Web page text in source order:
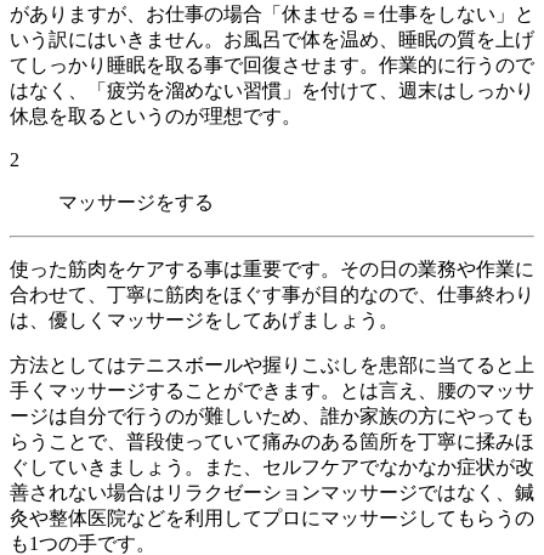
がありますが、お仕事の場合「休ませる＝仕事をしない」と
いう訳にはいきません。お風呂で体を温め、睡眠の質を上げ
てしっかり睡眠を取る事で回復させます。作業的に行うので
はなく、「疲労を溜めない習慣」を付けて、週末はしっかり
休息を取るというのが理想です。
2
マッサージをする
使った筋肉をケアする事は重要です。その日の業務や作業に
合わせて、丁寧に筋肉をほぐす事が目的なので、仕事終わり
は、優しくマッサージをしてあげましょう。
方法としてはテニスボールや握りこぶしを患部に当てると上
手くマッサージすることができます。とは言え、腰のマッサ
ージは自分で行うのが難しいため、誰か家族の方にやっても
らうことで、普段使っていて痛みのある箇所を丁寧に揉みほ
ぐしていきましょう。また、セルフケアでなかなか症状が改
善されない場合はリラクゼーションマッサージではなく、鍼
灸や整体医院などを利用してプロにマッサージしてもらうの
も1つの手です。